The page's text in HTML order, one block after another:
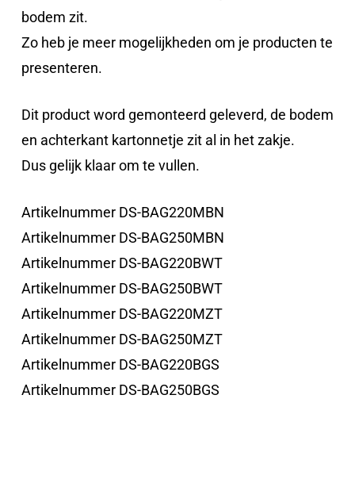
bodem zit.
Zo heb je meer mogelijkheden om je producten te
presenteren.
Dit product word gemonteerd geleverd, de bodem
en achterkant kartonnetje zit al in het zakje.
Dus gelijk klaar om te vullen.
Artikelnummer DS-BAG220MBN
Artikelnummer DS-BAG250MBN
Artikelnummer DS-BAG220BWT
Artikelnummer DS-BAG250BWT
Artikelnummer DS-BAG220MZT
Artikelnummer DS-BAG250MZT
Artikelnummer DS-BAG220BGS
Artikelnummer DS-BAG250BGS